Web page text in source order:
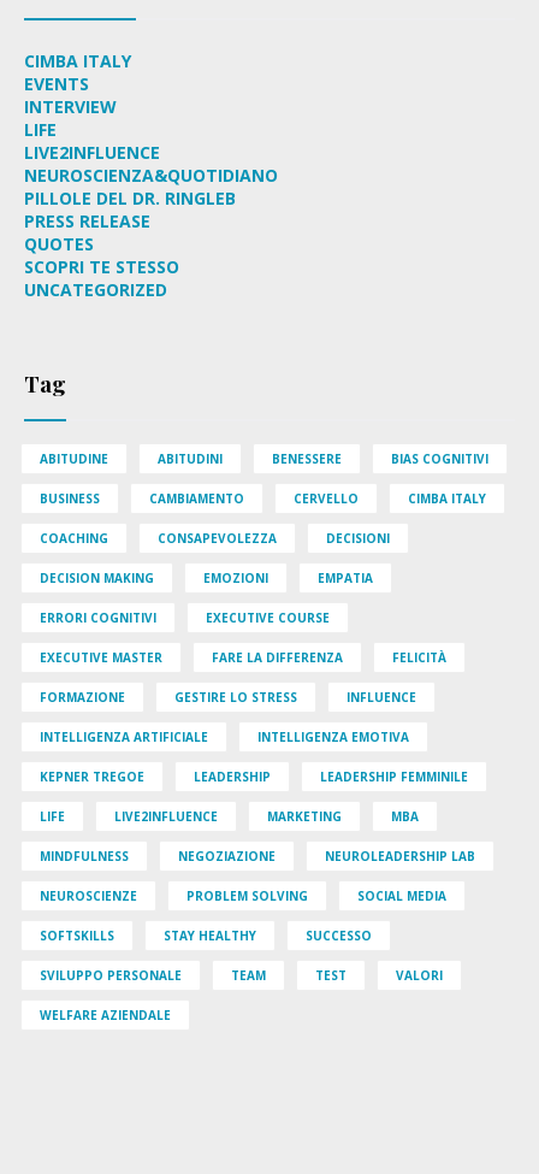
CIMBA ITALY
EVENTS
INTERVIEW
LIFE
LIVE2INFLUENCE
NEUROSCIENZA&QUOTIDIANO
PILLOLE DEL DR. RINGLEB
PRESS RELEASE
QUOTES
SCOPRI TE STESSO
UNCATEGORIZED
Tag
ABITUDINE ABITUDINI BENESSERE BIAS COGNITIVI
BUSINESS CAMBIAMENTO CERVELLO CIMBA ITALY
COACHING CONSAPEVOLEZZA DECISIONI
DECISION MAKING EMOZIONI EMPATIA
ERRORI COGNITIVI EXECUTIVE COURSE
EXECUTIVE MASTER FARE LA DIFFERENZA FELICITÀ
FORMAZIONE GESTIRE LO STRESS INFLUENCE
INTELLIGENZA ARTIFICIALE INTELLIGENZA EMOTIVA
KEPNER TREGOE LEADERSHIP LEADERSHIP FEMMINILE
LIFE LIVE2INFLUENCE MARKETING MBA
MINDFULNESS NEGOZIAZIONE NEUROLEADERSHIP LAB
NEUROSCIENZE PROBLEM SOLVING SOCIAL MEDIA
SOFTSKILLS STAY HEALTHY SUCCESSO
SVILUPPO PERSONALE TEAM TEST VALORI
WELFARE AZIENDALE